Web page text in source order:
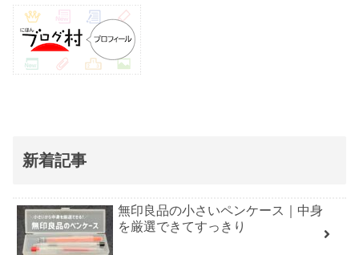
新着記事
無印良品の小さいペンケース｜中身
を厳選できてすっきり